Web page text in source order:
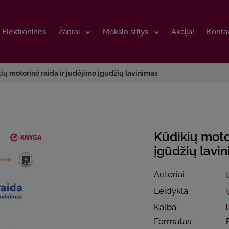
Elektroninės Žanrai Mokslo sritys Akcija!
Elektroninės Žanrai Mokslo sritys Akcija!
motorinė raida ir judėjimo įgūdžių lavinimas
Kūdikių
įgūdžių
Autoriai
Leidykla
Kalba:
Formatas: